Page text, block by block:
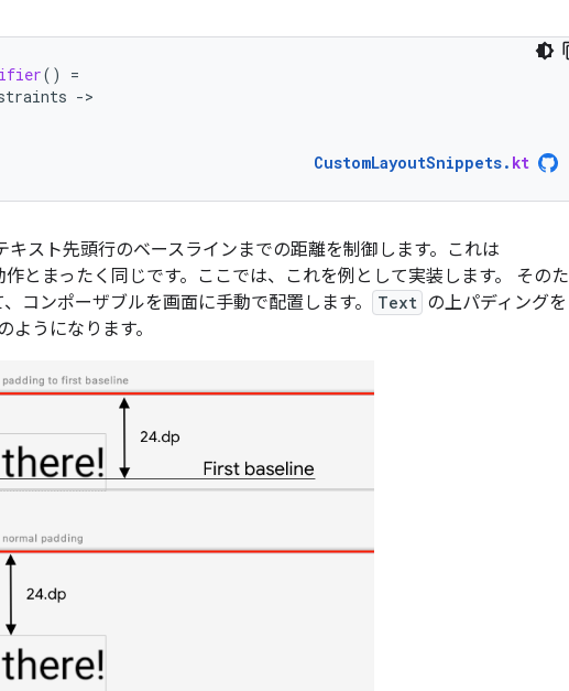
()
=
-
CustomLayoutSnippets. kt
キスト先頭行のベースラインまでの距離を制御します。これは
作とまったく同じです。ここでは、これを例として実装します。 そのた
コンポーザブルを画面に手動で配置します。 Text の上パディングを
ようになります。